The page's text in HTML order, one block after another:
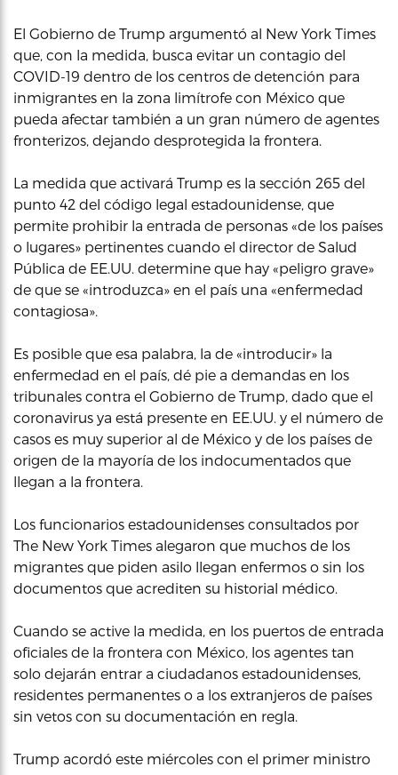
El Gobierno de Trump argumentó al New York Times
que, con la medida, busca evitar un contagio del
COVID-19 dentro de los centros de detención para
inmigrantes en la zona limítrofe con México que
pueda afectar también a un gran número de agentes
fronterizos, dejando desprotegida la frontera.
La medida que activará Trump es la sección 265 del
punto 42 del código legal estadounidense, que
permite prohibir la entrada de personas «de los países
o lugares» pertinentes cuando el director de Salud
Pública de EE.UU. determine que hay «peligro grave»
de que se «introduzca» en el país una «enfermedad
contagiosa».
Es posible que esa palabra, la de «introducir» la
enfermedad en el país, dé pie a demandas en los
tribunales contra el Gobierno de Trump, dado que el
coronavirus ya está presente en EE.UU. y el número de
casos es muy superior al de México y de los países de
origen de la mayoría de los indocumentados que
llegan a la frontera.
Los funcionarios estadounidenses consultados por
The New York Times alegaron que muchos de los
migrantes que piden asilo llegan enfermos o sin los
documentos que acrediten su historial médico.
Cuando se active la medida, en los puertos de entrada
oficiales de la frontera con México, los agentes tan
solo dejarán entrar a ciudadanos estadounidenses,
residentes permanentes o a los extranjeros de países
sin vetos con su documentación en regla.
Trump acordó este miércoles con el primer ministro